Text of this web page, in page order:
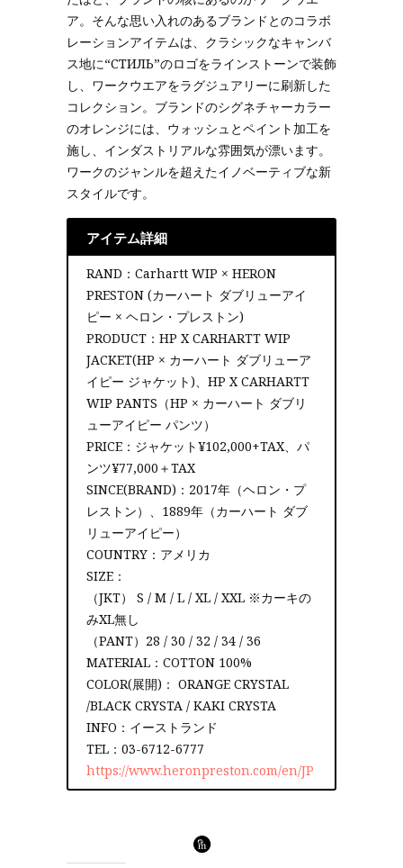
ア。そんな思い入れのあるブランドとのコラボ
レーションアイテムは、クラシックなキャンバ
ス地に“СТИЛЬ”のロゴをラインストーンで装飾
し、ワークウエアをラグジュアリーに刷新した
コレクション。ブランドのシグネチャーカラー
のオレンジには、ウォッシュとペイント加工を
施し、インダストリアルな雰囲気が漂います。
ワークのジャンルを超えたイノベーティブな新
スタイルです。
アイテム詳細
RAND：Carhartt WIP × HERON
PRESTON (カーハート ダブリューアイ
ピー × ヘロン・プレストン)
PRODUCT：HP X CARHARTT WIP
JACKET(HP × カーハート ダブリューア
イピー ジャケット)、HP X CARHARTT
WIP PANTS（HP × カーハート ダブリ
ューアイピー パンツ）
PRICE：ジャケット¥102,000+TAX、パ
ンツ¥77,000＋TAX
SINCE(BRAND)：2017年（ヘロン・プ
レストン）、1889年（カーハート ダブ
リューアイピー）
COUNTRY：アメリカ
SIZE：
（JKT） S / M / L / XL / XXL ※カーキの
みXL無し
（PANT）28 / 30 / 32 / 34 / 36
MATERIAL：COTTON 100%
COLOR(展開)： ORANGE CRYSTAL
/BLACK CRYSTA / KAKI CRYSTA
INFO：イーストランド
TEL：03-6712-6777
https://www.heronpreston.com/en/JP